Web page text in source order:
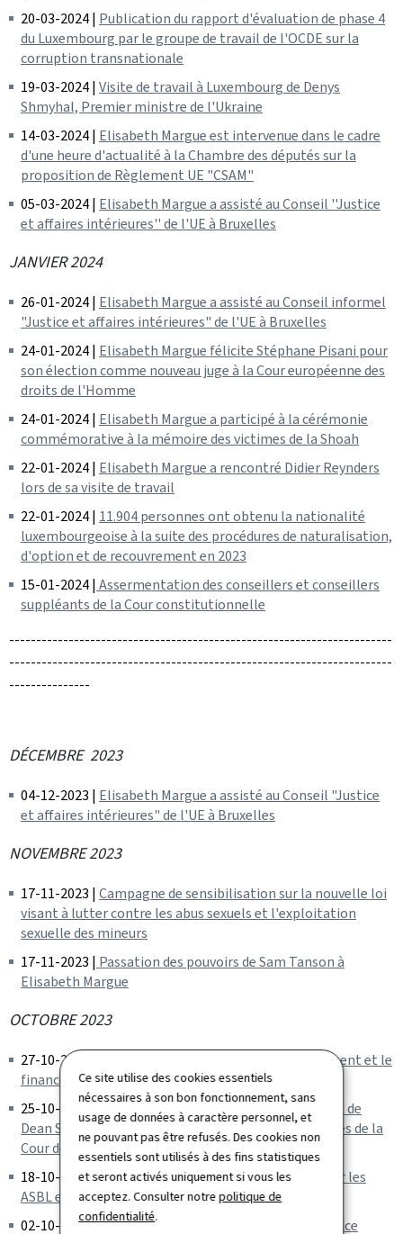
Ce site utilise des cookies essentiels
nécessaires à son bon fonctionnement, sans
usage de données à caractère personnel, et
ne pouvant pas être refusés. Des cookies non
essentiels sont utilisés à des fins statistiques
et seront activés uniquement si vous les
acceptez. Consulter notrepolitique de
confidentialité.
20-03-2024 | Publication du rapport d'évaluation de phase 4
du Luxembourg par le groupe de travail de l'OCDE sur la
corruption transnationale
19-03-2024 |Visite de travail à Luxembourg de Denys
Shmyhal, Premier ministre de l'Ukraine
14-03-2024 | Elisabeth Margue est intervenue dans le cadre
d'une heure d'actualité à la Chambre des députés sur la
proposition de Règlement UE "CSAM"
05-03-2024 | Elisabeth Margue a assisté au Conseil ''Justice
et affaires intérieures'' de l'UE à Bruxelles
JANVIER 2024
26-01-2024 | Elisabeth Margue a assisté au Conseil informel
"Justice et affaires intérieures" de l'UE à Bruxelles
24-01-2024 | Elisabeth Margue félicite Stéphane Pisani pour
son élection comme nouveau juge à la Cour européenne des
droits de l'Homme
24-01-2024 | Elisabeth Margue a participé à la cérémonie
commémorative à la mémoire des victimes de la Shoah
22-01-2024 | Elisabeth Margue a rencontré Didier Reynders
lors de sa visite de travail
22-01-2024 | 11.904 personnes ont obtenu la nationalité
luxembourgeoise à la suite des procédures de naturalisation,
d'option et de recouvrement en 2023
15-01-2024 |Assermentation des conseillers et conseillers
suppléants de la Cour constitutionnelle
-----------------------------------------------------------------------
-----------------------------------------------------------------------
---------------
DÉCEMBRE 2023
04-12-2023 | Elisabeth Margue a assisté au Conseil "Justice
et affaires intérieures" de l'UE à Bruxelles
NOVEMBRE 2023
17-11-2023 |Campagne de sensibilisation sur la nouvelle loi
visant à lutter contre les abus sexuels et l'exploitation
sexuelle des mineurs
17-11-2023 | Passation des pouvoirs de Sam Tanson à
Elisabeth Margue
OCTOBRE 2023
27-10-2023 |
Statistiques – Lutte contre le blanchiment et le
financement du terrorisme
25-10-2023 |
Le gouvernement retient la candidature de
Dean Spielmann à la fonction d'avocat général auprès de la
Cour de justice de l'Union européenne
18-10-2023 |Lancement d'un site d'information pour les
ASBL et fondations − myasbl.lu
02-10-2023 |Assermentation au ministère de la Justice